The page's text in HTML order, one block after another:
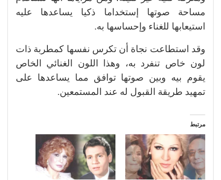
مساحة صوتها إستخداما ذكيا يساعدها عليه
استيعابها للغناء وإحساسها به.
وقد استطاعت نجاة أن تكرس نفسها كمطربة ذات
لون خاص تنفرد به، وهذا اللون الغنائي الخاص
يقوم بيه وبين صوتها توافق مما يساعدها على
تمهيد طريقة القبول له عند المستمعين.
مرتبط